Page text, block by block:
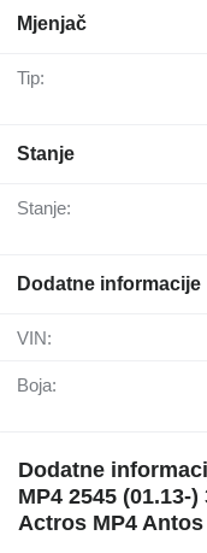
Mjenjač
Tip:
Stanje
Stanje:
Dodatne informacije
VIN:
Boja:
Dodatne
MP4 2545 (01.13-
Actros MP4